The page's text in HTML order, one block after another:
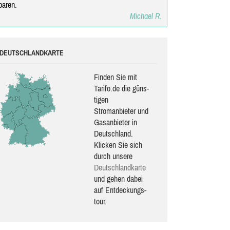
Michael R.
DEUTSCHLANDKARTE
Finden Sie mit
Tarifo.de die güns­
ti­gen
Stromanbieter und
Gasanbieter in
Deutschland.
Klicken Sie sich
durch unsere
Deutsch­land­karte
und gehen dabei
auf Ent­de­ckungs­
tour.